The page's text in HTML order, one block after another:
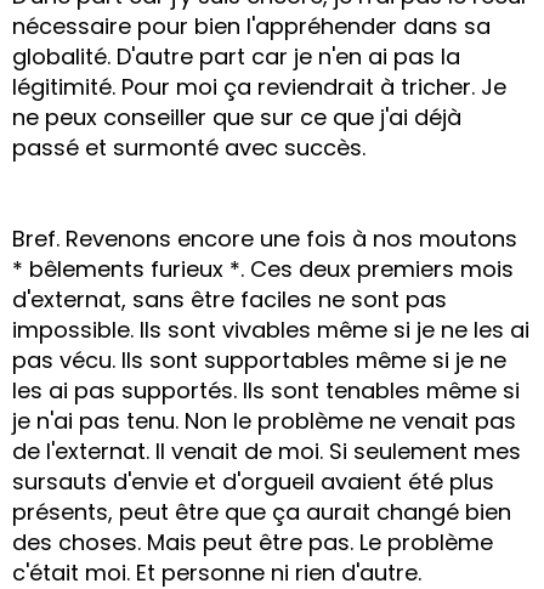
nécessaire pour bien l'appréhender dans sa
globalité. D'autre part car je n'en ai pas la
légitimité. Pour moi ça reviendrait à tricher. Je
ne peux conseiller que sur ce que j'ai déjà
passé et surmonté avec succès.
Bref. Revenons encore une fois à nos moutons
* bêlements furieux *. Ces deux premiers mois
d'externat, sans être faciles ne sont pas
impossible. Ils sont vivables même si je ne les ai
pas vécu. Ils sont supportables même si je ne
les ai pas supportés. Ils sont tenables même si
je n'ai pas tenu. Non le problème ne venait pas
de l'externat. Il venait de moi. Si seulement mes
sursauts d'envie et d'orgueil avaient été plus
présents, peut être que ça aurait changé bien
des choses. Mais peut être pas. Le problème
c'était moi. Et personne ni rien d'autre.